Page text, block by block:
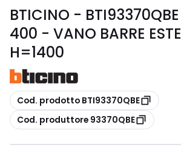
BTICINO -
400 - VANO BARRE
H=1400
copia
Cod. prodotto BTI93370QBE
copia
Cod. produttore 93370QBE